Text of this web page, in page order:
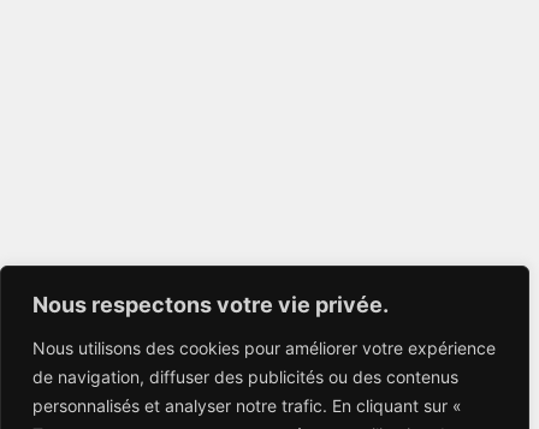
Nous respectons votre vie privée.
Nous utilisons des cookies pour améliorer votre expérience
de navigation, diffuser des publicités ou des contenus
personnalisés et analyser notre trafic. En cliquant sur «